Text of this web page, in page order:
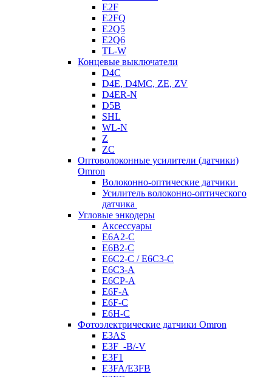
E2F
E2FQ
E2Q5
E2Q6
TL-W
Концевые выключатели
D4C
D4E, D4MC, ZE, ZV
D4ER-N
D5B
SHL
WL-N
Z
ZC
Оптоволоконные усилители (датчики)
Omron
Волоконно-оптические датчики
Усилитель волоконно-оптического
датчика
Угловые энкодеры
Аксессуары
E6A2-C
E6B2-C
E6C2-C / E6C3-C
E6C3-A
E6CP-A
E6F-A
E6F-C
E6H-C
Фотоэлектрические датчики Omron
E3AS
E3F_-B/-V
E3F1
E3FA/E3FB